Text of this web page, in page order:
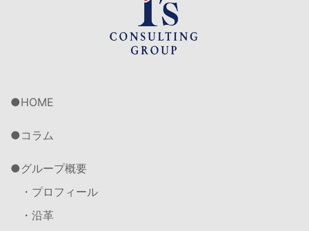
HOME
コラム
グループ概要
・プロフィール
・沿革